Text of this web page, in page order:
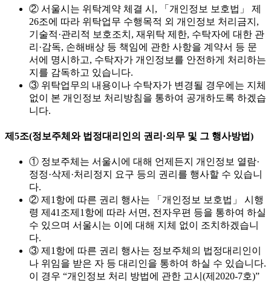
② 서울시는 위탁계약 체결 시, 「개인정보 보호법」 제
26조에 따라 위탁업무 수행목적 외 개인정보 처리금지,
기술적·관리적 보호조치, 재위탁 제한, 수탁자에 대한 관
리·감독, 손해배상 등 책임에 관한 사항을 계약서 등 문
서에 명시하고, 수탁자가 개인정보를 안전하게 처리하는
지를 감독하고 있습니다.
③ 위탁업무의 내용이나 수탁자가 변경될 경우에는 지체
없이 본 개인정보 처리방침을 통하여 공개하도록 하겠습
니다.
제5조(정보주체와 법정대리인의 권리·의무 및 그 행사방법)
① 정보주체는 서울시에 대해 언제든지 개인정보 열람·
정정·삭제·처리정지 요구 등의 권리를 행사할 수 있습니
다.
② 제1항에 따른 권리 행사는 「개인정보 보호법」 시행
령 제41조제1항에 따라 서면, 전자우편 등을 통하여 하실
수 있으며 서울시는 이에 대해 지체 없이 조치하겠습니
다.
③ 제1항에 따른 권리 행사는 정보주체의 법정대리인이
나 위임을 받은 자 등 대리인을 통하여 하실 수 있습니다.
이 경우 “개인정보 처리 방법에 관한 고시(제2020-7호)”